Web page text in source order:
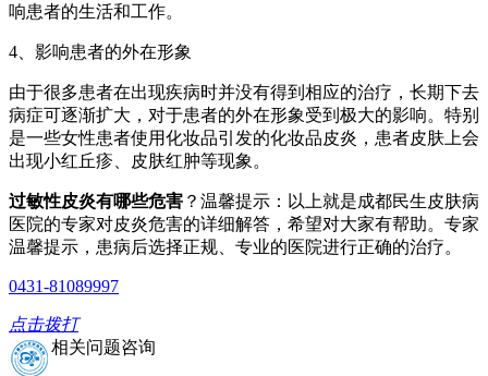
响患者的生活和工作。
4、影响患者的外在形象
由于很多患者在出现疾病时并没有得到相应的治疗，长期下去
病症可逐渐扩大，对于患者的外在形象受到极大的影响。特别
是一些女性患者使用化妆品引发的化妆品皮炎，患者皮肤上会
出现小红丘疹、皮肤红肿等现象。
过敏性皮炎有哪些危害 ？温馨提示：以上就是成都民生皮肤病
医院的专家对皮炎危害的详细解答，希望对大家有帮助。专家
温馨提示，患病后选择正规、专业的医院进行正确的治疗。
0431-81089997
点击拨打
相关问题咨询